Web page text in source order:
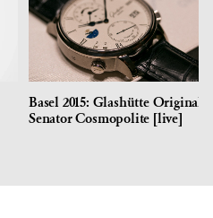
Basel 2015: Glashütte Original
Senator Cosmopolite [live]